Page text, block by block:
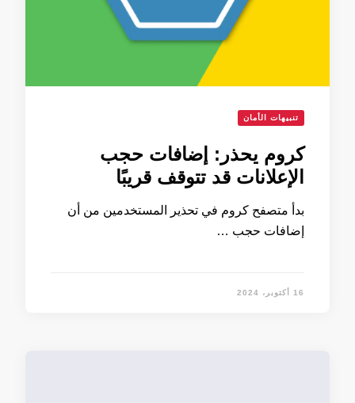
تنبيهات الأمان
كروم يحذر: إضافات حجب
الإعلانات قد تتوقف قريبًا
بدأ متصفح كروم في تحذير المستخدمين من أن
إضافات حجب …
16 أكتوبر، 2024